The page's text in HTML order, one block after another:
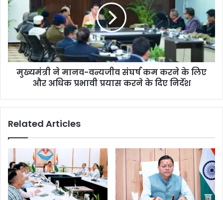
मुख्यमंत्री ने मानव-वन्यजीव संघर्ष कम करने के लिए
और अधिक प्रभावी प्रयास करने के दिए निर्देश
Related Articles